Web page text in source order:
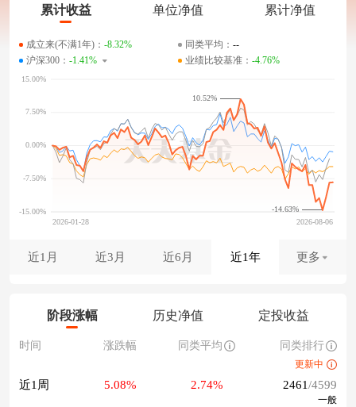
累计收益 单位净值 累计净值
成立来(不满1年)： -8.32% 同类平均： --
沪深300： -1.41% 业绩比较基准： -4.76%
-14.63%
10.52%
近1月 近3月 近6月 近1年 更多
阶段涨幅 历史净值 定投收益
时间 涨跌幅 同类平均 同类排行
更新中
近1周 5.08% 2.74% 2461/4599
一般